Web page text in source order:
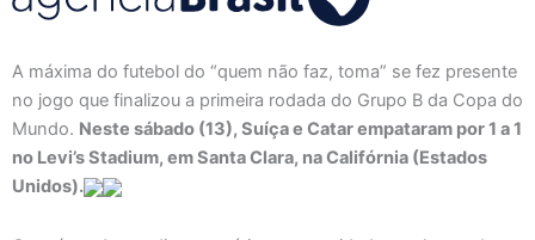
A máxima do futebol do “quem não faz, toma” se fez presente
no jogo que finalizou a primeira rodada do Grupo B da Copa do
Mundo. Neste sábado (13), Suíça e Catar empataram por 1 a 1
no Levi’s Stadium, em Santa Clara, na Califórnia (Estados
Unidos).